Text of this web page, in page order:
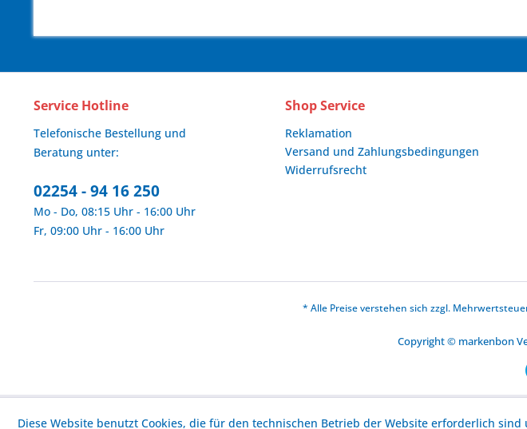
Service Hotline
Telefonische Bestellung und
Beratung unter:
02254 - 94 16 250
Mo - Do, 08:15 Uhr - 16:00 Uhr
Fr, 09:00 Uhr - 16:00 Uhr
Shop Service
Reklamation
Versand und Zahlungsbedingungen
Widerrufsrecht
* Alle Preise verstehen sich zzgl.
Copyright © markenbon
Diese Website benutzt Cookies, die für den technischen Betrieb der Website erforderlich